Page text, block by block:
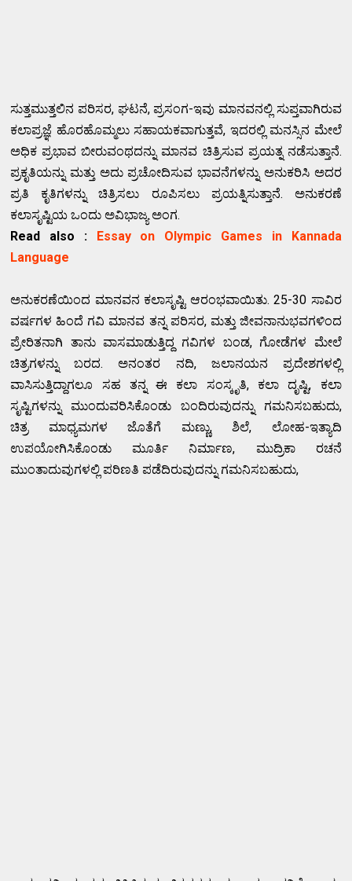
ಸುತ್ತಮುತ್ತಲಿನ ಪರಿಸರ, ಘಟನೆ, ಪ್ರಸಂಗ-ಇವು ಮಾನವನಲ್ಲಿ ಸುಪ್ತವಾಗಿರುವ
ಕಲಾಪ್ರಜ್ಞೆ ಹೊರಹೊಮ್ಮಲು ಸಹಾಯಕವಾಗುತ್ತವೆ, ಇದರಲ್ಲಿ ಮನಸ್ಸಿನ ಮೇಲೆ
ಅಧಿಕ ಪ್ರಭಾವ ಬೀರುವಂಥದನ್ನು ಮಾನವ ಚಿತ್ರಿಸುವ ಪ್ರಯತ್ನ ನಡೆಸುತ್ತಾನೆ.
ಪ್ರಕೃತಿಯನ್ನು ಮತ್ತು ಅದು ಪ್ರಚೋದಿಸುವ ಭಾವನೆಗಳನ್ನು ಅನುಕರಿಸಿ ಅದರ
ಪ್ರತಿ ಕೃತಿಗಳನ್ನು ಚಿತ್ರಿಸಲು ರೂಪಿಸಲು ಪ್ರಯತ್ನಿಸುತ್ತಾನೆ. ಅನುಕರಣೆ
ಕಲಾಸೃಷ್ಟಿಯ ಒಂದು ಅವಿಭಾಜ್ಯ ಅಂಗ.
Read also :
Essay on Olympic Games in Kannada
Language
ಅನುಕರಣೆಯಿಂದ ಮಾನವನ ಕಲಾಸೃಷ್ಟಿ ಆರಂಭವಾಯಿತು. 25-30 ಸಾವಿರ
ವರ್ಷಗಳ ಹಿಂದೆ ಗವಿ ಮಾನವ ತನ್ನ ಪರಿಸರ, ಮತ್ತು ಜೀವನಾನುಭವಗಳಿಂದ
ಪ್ರೇರಿತನಾಗಿ ತಾನು ವಾಸಮಾಡುತ್ತಿದ್ದ ಗವಿಗಳ ಬಂಡ, ಗೋಡೆಗಳ ಮೇಲೆ
ಚಿತ್ರಗಳನ್ನು ಬರದ. ಅನಂತರ ನದಿ, ಜಲಾನಯನ ಪ್ರದೇಶಗಳಲ್ಲಿ
ವಾಸಿಸುತ್ತಿದ್ದಾಗಲೂ ಸಹ ತನ್ನ ಈ ಕಲಾ ಸಂಸ್ಕೃತಿ, ಕಲಾ ದೃಷ್ಟಿ, ಕಲಾ
ಸೃಷ್ಟಿಗಳನ್ನು ಮುಂದುವರಿಸಿಕೊಂಡು ಬಂದಿರುವುದನ್ನು ಗಮನಿಸಬಹುದು,
ಚಿತ್ರ ಮಾಧ್ಯಮಗಳ ಜೊತೆಗೆ ಮಣ್ಣು, ಶಿಲೆ, ಲೋಹ-ಇತ್ಯಾದಿ
ಉಪಯೋಗಿಸಿಕೊಂಡು ಮೂರ್ತಿ ನಿರ್ಮಾಣ, ಮುದ್ರಿಕಾ ರಚನೆ
ಮುಂತಾದುವುಗಳಲ್ಲಿ ಪರಿಣತಿ ಪಡೆದಿರುವುದನ್ನು ಗಮನಿಸಬಹುದು,